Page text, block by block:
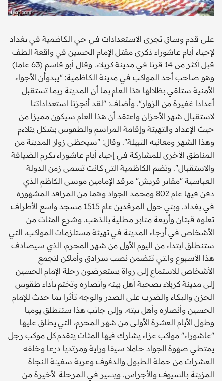
على قدم وساق تجرى الاستعدادات في حي الكاظمية في بغداد
لإحياء أيام عاشوراء ذكرى مقتل الإمام الحسين في واقعة الطف
قبل أكثر من 14 قرنا في مدينة كربلاء. وقال أبو قاسم (63 عاما)
وهو صاحب أحد المواكب في مدينة الكاظمية: "يبدوأن الأجواء
الأمنية ستلقي بظلالها هذا العام بما أن المدينة ربما تستقبل
أعدادا غفيرة من الزوار". وأضاف: "لقد أنجزنا استعداداتنا
لاستقبال شهر الأحزان واعتقد أن هذا العام سيكون مميزا من
حيث الإعداد والتهيئة وإقامة المراسم والطقوس بشكل يتلاءم
وهذا الشهر ومعانيه النبيلة". وقال: "سيحظى زوار المدينة من
المناطق الأخرى للمشاركة في إحياء أيام عاشوراء بكرم الضيافة
والاستقبال". وتضم الكاظمية التي كانت تسمى زمن الدولة
العباسية "مقابر قريش" مرقد الإمامين موسى الكاظم الذي
دفن فيها عام 802 ومحمد الجواد وهما من المراقد المشهورة
في بغداد. وبني حول المرقدين عام 1515 مسجد واسع الأطراف
تعلوه قبتان وأربعة منابر مطلية بالذهب. وشرع المئات من
الأشخاص في أرجاء المدينة في تهيئة مستلزمات المواكب، التي
ستنطلق ابتداء من اليوم الأول من شهر المحرم، الذي سيصادف
هذا الأسبوع والتي تتضمن نصب سرادق وأماكن لتجمع
الأشخاص للاستماع إلى رواة يستعرضون رحلة الإمام الحسين
إلى مدينة كربلاء بصحبة أهل بيته وأنصاره وتختم بأداء طقوس
الحزن والبكاء والضرب على الصدر والوجه تأثرا بما حدث للإمام
الحسين وأنصاره وأهل بيته. وإلى جانب هذا ستنطلق يوميا
وطول الأيام العشرة الأولى من شهر المحرم، التي يطلق عليها
"عاشوراء" مواكب عزاء يشارك فيها المئات يتقدم كل موكب رجل
يمتطي صهوة الجواد حاملا سيفا وراية ومرتديا درعا وخلفه
العشرات من حملة الطبول والدفوف وعربة سفينة النجاة
المزينة بالسيوف والأجراس. ويسير في المرحلة الأخيرة من